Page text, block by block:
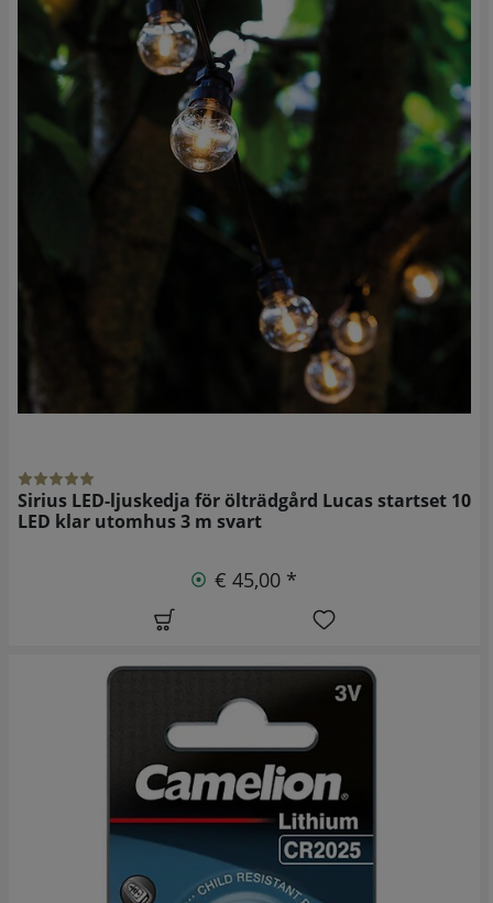
Sirius LED-ljuskedja för ölträdgård Lucas startset 10
LED klar utomhus 3 m svart
€ 45,00 *